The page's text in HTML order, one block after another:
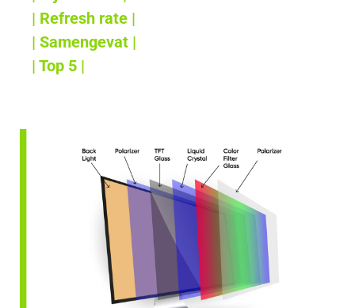
| Refresh rate |
| Samengevat |
| Top 5 |